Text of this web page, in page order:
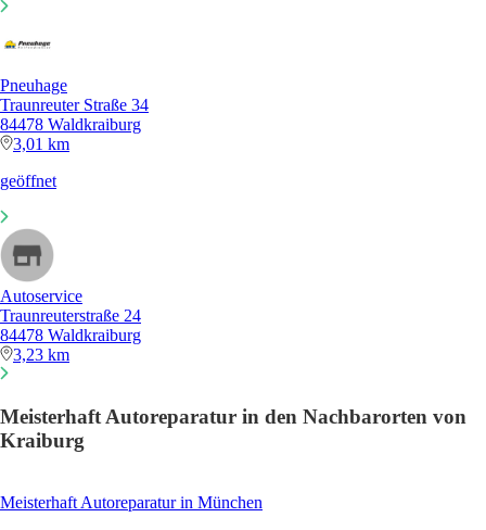
Pneuhage
Traunreuter Straße 34
84478 Waldkraiburg
3,01 km
geöffnet
Autoservice
Traunreuterstraße 24
84478 Waldkraiburg
3,23 km
Meisterhaft Autoreparatur in den Nachbarorten von
Kraiburg
Meisterhaft Autoreparatur in München